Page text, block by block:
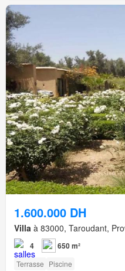
1.600.000 DH
Villa à 83000, Taroudant,
4 650 m²
Terrasse Piscine